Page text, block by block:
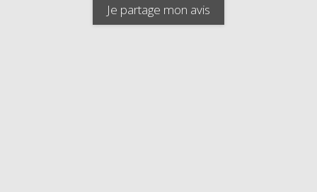
Je partage mon avis